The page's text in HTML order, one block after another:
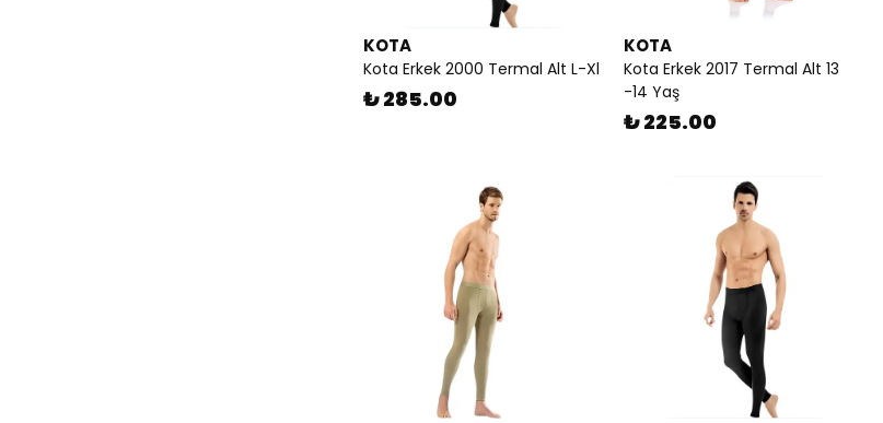
KOTA
Kota Erkek 2000 Termal Alt L-Xl
₺ 285.00
KOTA
Kota Erkek 2017 Termal Alt 13
-14 Yaş
₺ 225.00